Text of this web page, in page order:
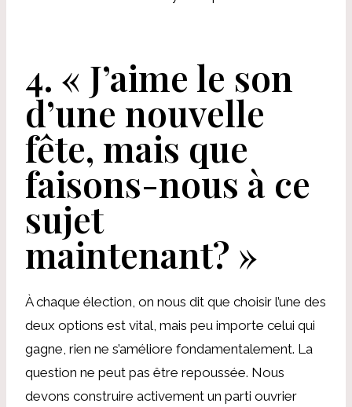
4. « J’aime le son
d’une nouvelle
fête, mais que
faisons-nous à ce
sujet
maintenant? »
À chaque élection, on nous dit que choisir l’une des
deux options est vital, mais peu importe celui qui
gagne, rien ne s’améliore fondamentalement. La
question ne peut pas être repoussée. Nous
devons construire activement un parti ouvrier